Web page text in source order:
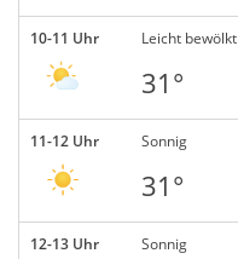
10-11 Uhr Leicht bewölkt
31°
11-12 Uhr Sonnig
31°
12-13 Uhr Sonnig